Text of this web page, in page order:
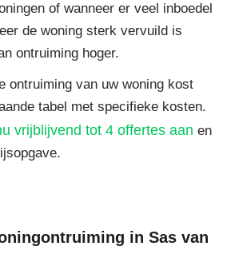
of wanneer er veel inboedel
de woning sterk vervuild is
ontruiming hoger.
ontruiming van uw woning kost
tabel met specifieke kosten.
vrijblijvend tot 4 offertes aan en
in Sas van